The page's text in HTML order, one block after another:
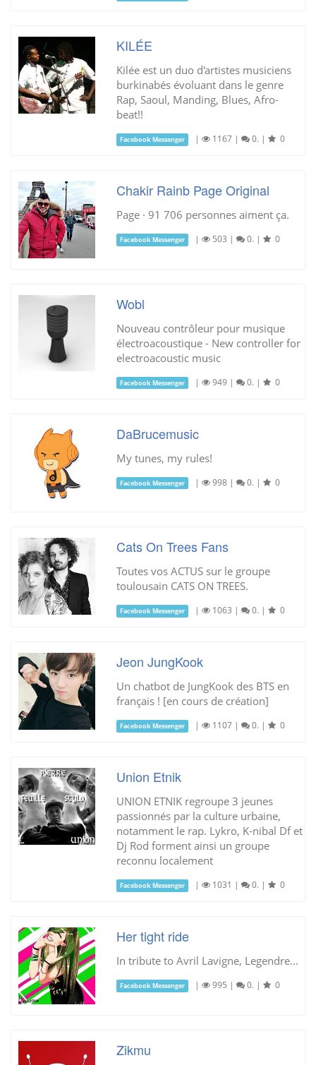
KILÉE
Kilée est un duo d'artistes musiciens
burkinabés évoluant dans le genre
Rap, Saoul, Manding, Blues, Afro-
beat!!
Facebook Messenger | 1167 | 0. | 0
Chakir Rainb Page Original
Page · 91 706 personnes aiment ça.
Facebook Messenger | 503 | 0. | 0
Wobl
Nouveau contrôleur pour musique
électroacoustique - New controller for
electroacoustic music
Facebook Messenger | 949 | 0. | 0
DaBrucemusic
My tunes, my rules!
Facebook Messenger | 998 | 0. | 0
Cats On Trees Fans
Toutes vos ACTUS sur le groupe
toulousain CATS ON TREES.
Facebook Messenger | 1063 | 0. | 0
Jeon JungKook
Un chatbot de JungKook des BTS en
français ! [en cours de création]
Facebook Messenger | 1107 | 0. | 0
Union Etnik
UNION ETNIK regroupe 3 jeunes
passionnés par la culture urbaine,
notamment le rap. Lykro, K-nibal Df et
Dj Rod forment ainsi un groupe
reconnu localement
Facebook Messenger | 1031 | 0. | 0
Her tight ride
In tribute to Avril Lavigne, Legendre...
Facebook Messenger | 995 | 0. | 0
Zikmu